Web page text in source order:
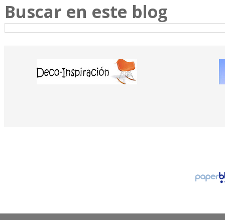
Buscar en este blog